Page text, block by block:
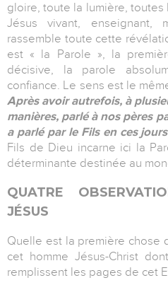
gloire, toute la lumière,
Jésus vivant,
rassemble toute cette
est « la Parole », la
décisive, la parole
confiance. Le sens est le
Après avoir autrefois, à
manières, parlé à nos pères
a parlé par le Fils en ces
Fils de Dieu incarne ici la
déterminante destinée au
QUATRE
JÉSUS
Quelle est la première chose
cet homme Jésus-Christ
remplissent les pages de cet